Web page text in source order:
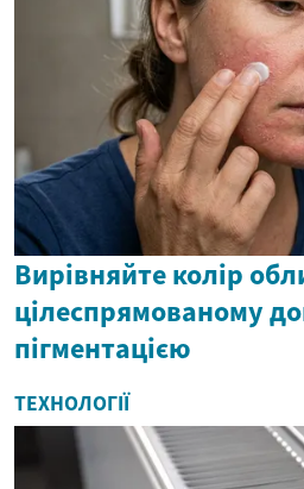
Вирівняйте колір
цілеспрямованому
пігментацією
ТЕХНОЛОГІЇ